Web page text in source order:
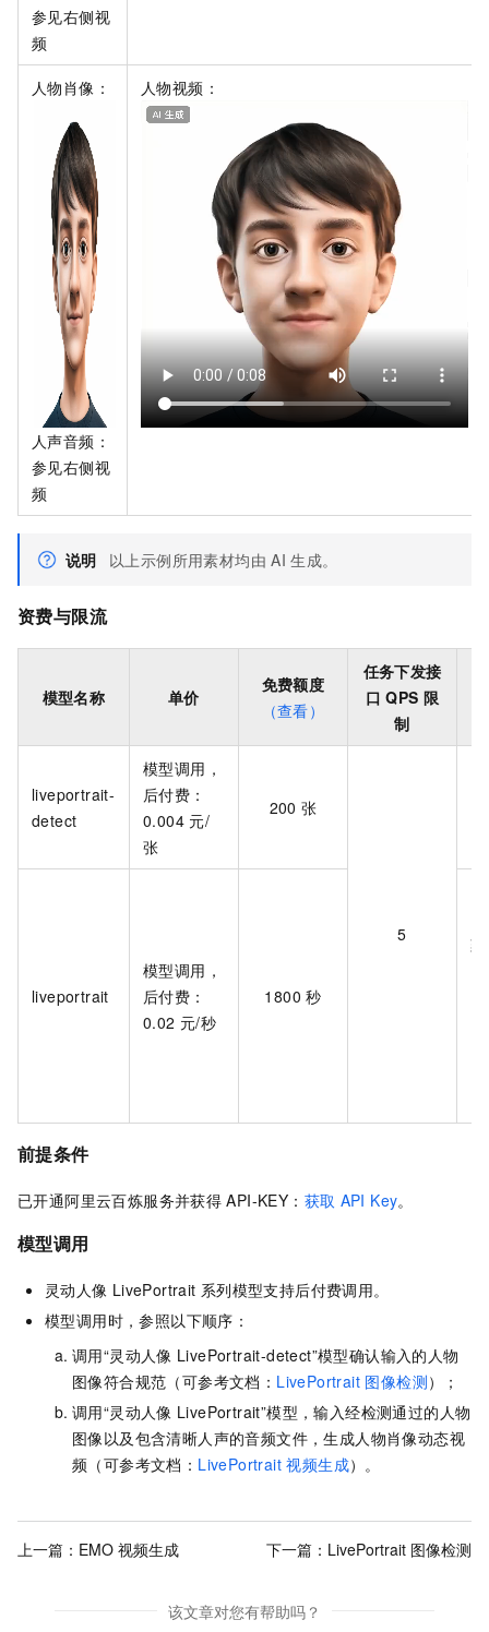
参见右侧视
频
人物肖像：
人声音频：
参见右侧视
频
人物视频：
说明 以上示例所用素材均由 AI 生成。
资费与限流
模型名称 单价
免费额度
（查看）
任务下发接
口 QPS 限
制
liveportrait-
detect
模型调用，
后付费：
0.004 元/
张
200 张
5
liveportrait
模型调用，
后付费：
0.02 元/秒
1800 秒
前提条件
已开通阿里云百炼服务并获得 API-KEY： 获取 API Key。
模型调用
灵动人像 LivePortrait 系列模型支持后付费调用。
模型调用时，参照以下顺序：
调用“灵动人像 LivePortrait-detect”模型确认输入的人物
图像符合规范（可参考文档： LivePortrait 图像检测）；
调用“灵动人像 LivePortrait”模型，输入经检测通过的人物
图像以及包含清晰人声的音频文件，生成人物肖像动态视
频（可参考文档： LivePortrait 视频生成）。
上一篇： EMO 视频生成 下一篇： LivePortrait 图像检测
该文章对您有帮助吗？